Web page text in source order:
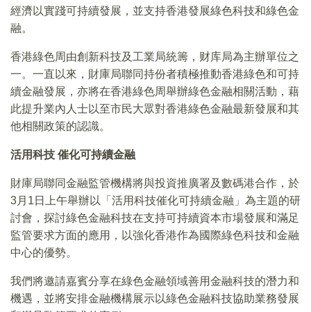
經濟以實踐可持續發展，並支持香港發展綠色科技和綠色金
融。
香港綠色周由創新科技及工業局統籌，财库局為主辦單位之
一。一直以來，財庫局聯同持份者積極推動香港綠色和可持
續金融發展，亦將在香港綠色周舉辦綠色金融相關活動，藉
此提升業內人士以至市民大眾對香港綠色金融最新發展和其
他相關政策的認識。
活用科技 催化可持續金融
財庫局聯同金融監管機構將與投資推廣署及數碼港合作，於
3月1日上午舉辦以「活用科技催化可持續金融」為主題的研
討會，探討綠色金融科技在支持可持續資本市場發展和滿足
監管要求方面的應用，以強化香港作為國際綠色科技和金融
中心的優勢。
我們將邀請嘉賓分享在綠色金融領域善用金融科技的潛力和
機遇，並將安排金融機構展示以綠色金融科技協助業務發展